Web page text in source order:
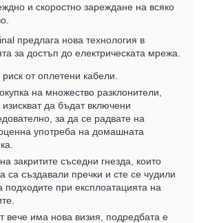
и скоростно зареждане на всяко
предлага нова технология в
за достъп до електрическата мрежа.
от оплетени кабели.
на множество разклонители,
изискват да бъдат включени
за да се радвате на
употреба на домашната
закритите съседни гнезда, които
са създавали пречки и сте се чудили
подходите при експлоатацията на
вече има нова визия, подредбата е